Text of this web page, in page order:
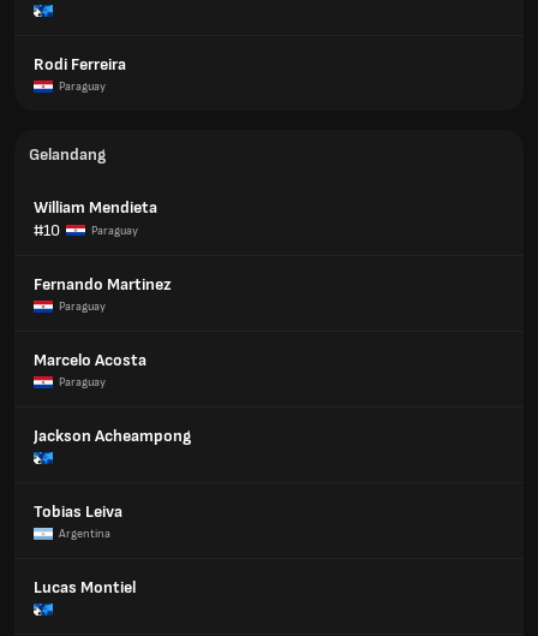
Rodi Ferreira
Paraguay
Gelandang
William Mendieta
#10
Paraguay
Fernando Martinez
Paraguay
Marcelo Acosta
Paraguay
Jackson Acheampong
Tobias Leiva
Argentina
Lucas Montiel